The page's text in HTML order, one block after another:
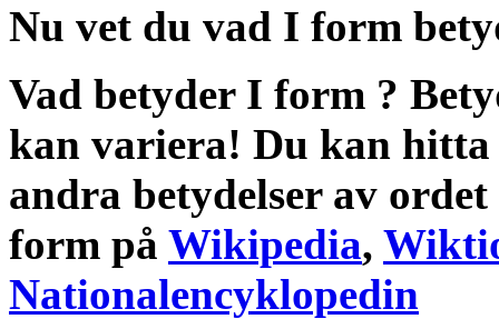
Nu vet du vad I form
Vad betyder I form ?
kan variera! Du kan
andra betydelserav ordet
form på Wikipedia,
Nationalencyklopedin